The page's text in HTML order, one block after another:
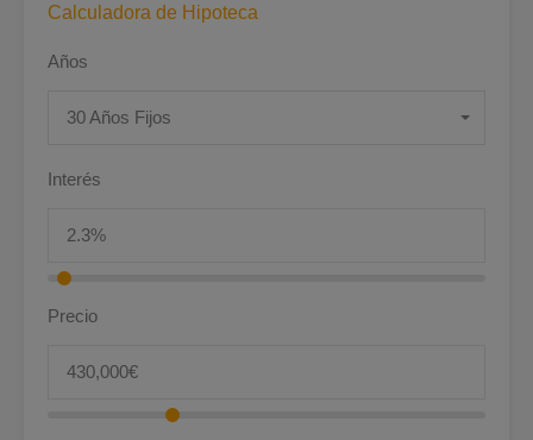
Calculadora de Hipoteca
Años
30 Años Fijos
Interés
Precio